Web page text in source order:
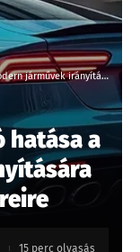
és biztonsági rendszereire
hatása a
15 perc olvasás